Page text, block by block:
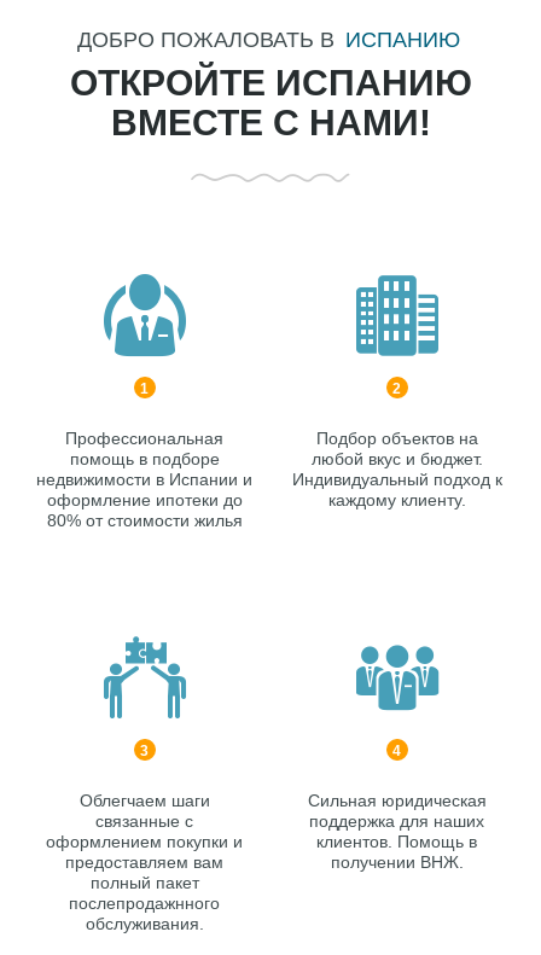
ДОБРО ПОЖАЛОВАТЬ В ИСПАНИЮ
ОТКРОЙТЕ ИСПАНИЮ
ВМЕСТЕ С НАМИ!
1
Профессиональная
помощь в подборе
недвижимости в Испании и
оформление ипотеки до
80% от стоимости жилья
2
Подбор объектов на
любой вкус и бюджет.
Индивидуальный подход к
каждому клиенту.
3
Облегчаем шаги
связанные с
оформлением покупки и
предоставляем вам
полный пакет
послепродажнного
обслуживания.
4
Сильная юридическая
поддержка для наших
клиентов. Помощь в
получении ВНЖ.